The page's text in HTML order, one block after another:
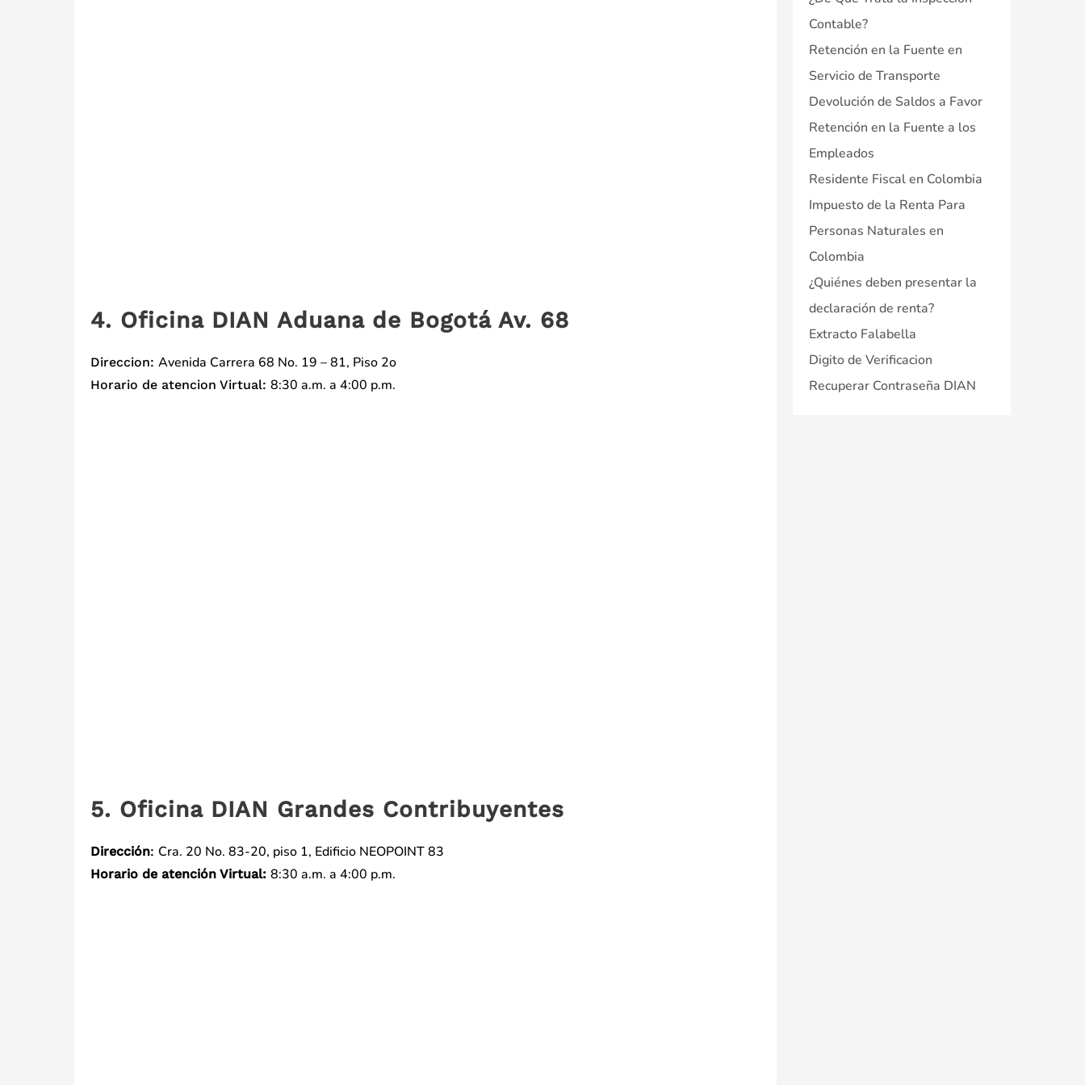
4. Oficina DIAN Aduana de Bogotá Av. 68
Direccion: Avenida Carrera 68 No. 19 – 81, Piso 2o
Horario de atencion Virtual: 8:30 a.m. a 4:00 p.m.
5. Oficina DIAN Grandes Contribuyentes
Dirección: Cra. 20 No. 83-20, piso 1, Edificio NEOPOINT 83
Horario de atención Virtual: 8:30 a.m. a 4:00 p.m.
Contable?
Retención en la Fuente en
Servicio de Transporte
Devolución de Saldos a Favor
Retención en la Fuente a los
Empleados
Residente Fiscal en Colombia
Impuesto de la Renta Para
Personas Naturales en
Colombia
¿Quiénes deben presentar la
declaración de renta?
Extracto Falabella
Digito de Verificacion
Recuperar Contraseña DIAN